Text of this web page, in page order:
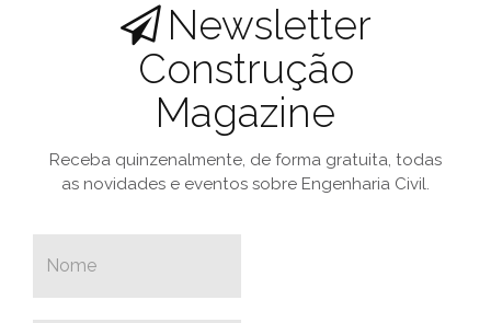
Newsletter
Construção
Magazine
Receba quinzenalmente, de forma gratuita, todas
as novidades e eventos sobre Engenharia Civil.